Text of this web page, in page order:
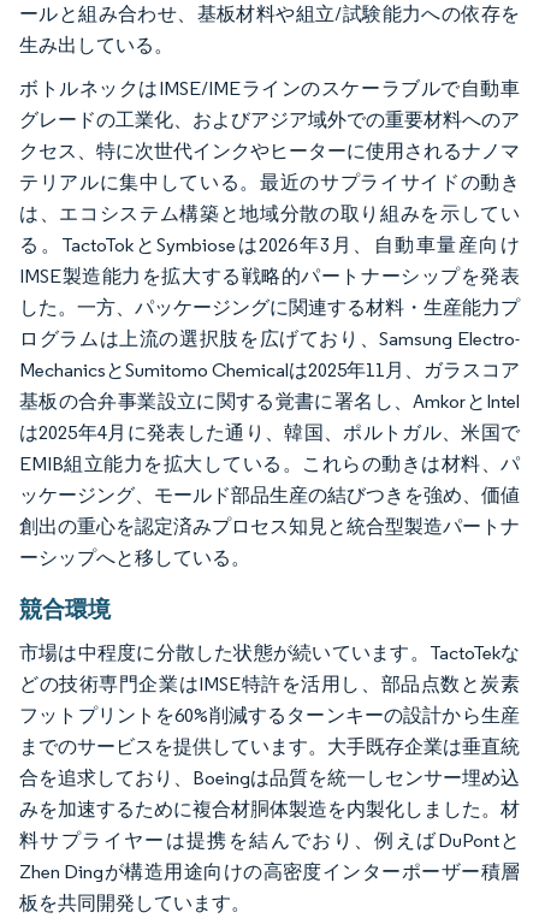
ールと組み合わせ、基板材料や組立/試験能力への依存を
生み出している。
ボトルネックはIMSE/IMEラインのスケーラブルで自動車
グレードの工業化、およびアジア域外での重要材料へのア
クセス、特に次世代インクやヒーターに使用されるナノマ
テリアルに集中している。最近のサプライサイドの動き
は、エコシステム構築と地域分散の取り組みを示してい
る。TactoTokとSymbioseは2026年3月、自動車量産向け
IMSE製造能力を拡大する戦略的パートナーシップを発表
した。一方、パッケージングに関連する材料・生産能力プ
ログラムは上流の選択肢を広げており、Samsung Electro-
MechanicsとSumitomo Chemicalは2025年11月、ガラスコア
基板の合弁事業設立に関する覚書に署名し、AmkorとIntel
は2025年4月に発表した通り、韓国、ポルトガル、米国で
EMIB組立能力を拡大している。これらの動きは材料、パ
ッケージング、モールド部品生産の結びつきを強め、価値
創出の重心を認定済みプロセス知見と統合型製造パートナ
ーシップへと移している。
競合環境
市場は中程度に分散した状態が続いています。TactoTekな
どの技術専門企業はIMSE特許を活用し、部品点数と炭素
フットプリントを60%削減するターンキーの設計から生産
までのサービスを提供しています。大手既存企業は垂直統
合を追求しており、Boeingは品質を統一しセンサー埋め込
みを加速するために複合材胴体製造を内製化しました。材
料サプライヤーは提携を結んでおり、例えばDuPontと
Zhen Dingが構造用途向けの高密度インターポーザー積層
板を共同開発しています。